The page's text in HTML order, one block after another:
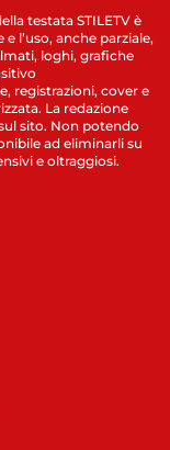
testata STILETV è
l’uso, anche parziale,
loghi, grafiche
registrazioni, cover e
La redazione
sito. Non potendo
ad eliminarli su
e oltraggiosi.